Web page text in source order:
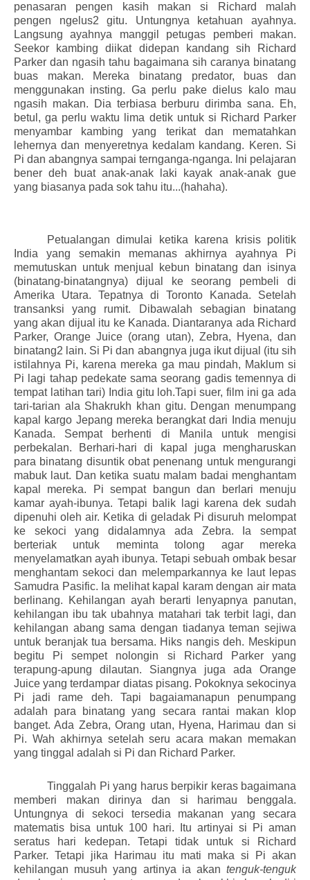
penasaran pengen kasih makan si Richard malah
pengen ngelus2 gitu. Untungnya ketahuan ayahnya.
Langsung ayahnya manggil petugas pemberi makan.
Seekor kambing diikat didepan kandang sih Richard
Parker dan ngasih tahu bagaimana sih caranya binatang
buas makan. Mereka binatang predator, buas dan
menggunakan insting. Ga perlu pake dielus kalo mau
ngasih makan. Dia terbiasa berburu dirimba sana. Eh,
betul, ga perlu waktu lima detik untuk si Richard Parker
menyambar kambing yang terikat dan mematahkan
lehernya dan menyeretnya kedalam kandang. Keren. Si
Pi dan abangnya sampai ternganga-nganga. Ini pelajaran
bener deh buat anak-anak laki kayak anak-anak gue
yang biasanya pada sok tahu itu...(hahaha).
Petualangan dimulai ketika karena krisis politik
India yang semakin memanas akhirnya ayahnya Pi
memutuskan untuk menjual kebun binatang dan isinya
(binatang-binatangnya) dijual ke seorang pembeli di
Amerika Utara. Tepatnya di Toronto Kanada. Setelah
transanksi yang rumit. Dibawalah sebagian binatang
yang akan dijual itu ke Kanada. Diantaranya ada Richard
Parker, Orange Juice (orang utan), Zebra, Hyena, dan
binatang2 lain. Si Pi dan abangnya juga ikut dijual (itu sih
istilahnya Pi, karena mereka ga mau pindah, Maklum si
Pi lagi tahap pedekate sama seorang gadis temennya di
tempat latihan tari) India gitu loh.Tapi suer, film ini ga ada
tari-tarian ala Shakrukh khan gitu. Dengan menumpang
kapal kargo Jepang mereka berangkat dari India menuju
Kanada. Sempat berhenti di Manila untuk mengisi
perbekalan. Berhari-hari di kapal juga mengharuskan
para binatang disuntik obat penenang untuk mengurangi
mabuk laut. Dan ketika suatu malam badai menghantam
kapal mereka. Pi sempat bangun dan berlari menuju
kamar ayah-ibunya. Tetapi balik lagi karena dek sudah
dipenuhi oleh air. Ketika di geladak Pi disuruh melompat
ke sekoci yang didalamnya ada Zebra. Ia sempat
berteriak untuk meminta tolong agar mereka
menyelamatkan ayah ibunya. Tetapi sebuah ombak besar
menghantam sekoci dan melemparkannya ke laut lepas
Samudra Pasific. Ia melihat kapal karam dengan air mata
berlinang. Kehilangan ayah berarti lenyapnya panutan,
kehilangan ibu tak ubahnya matahari tak terbit lagi, dan
kehilangan abang sama dengan tiadanya teman sejiwa
untuk beranjak tua bersama. Hiks nangis deh. Meskipun
begitu Pi sempet nolongin si Richard Parker yang
terapung-apung dilautan. Siangnya juga ada Orange
Juice yang terdampar diatas pisang. Pokoknya sekocinya
Pi jadi rame deh. Tapi bagaiamanapun penumpang
adalah para binatang yang secara rantai makan klop
banget. Ada Zebra, Orang utan, Hyena, Harimau dan si
Pi. Wah akhirnya setelah seru acara makan memakan
yang tinggal adalah si Pi dan Richard Parker.
Tinggalah Pi yang harus berpikir keras bagaimana
memberi makan dirinya dan si harimau benggala.
Untungnya di sekoci tersedia makanan yang secara
matematis bisa untuk 100 hari. Itu artinyai si Pi aman
seratus hari kedepan. Tetapi tidak untuk si Richard
Parker. Tetapi jika Harimau itu mati maka si Pi akan
kehilangan musuh yang artinya ia akan tenguk-tenguk